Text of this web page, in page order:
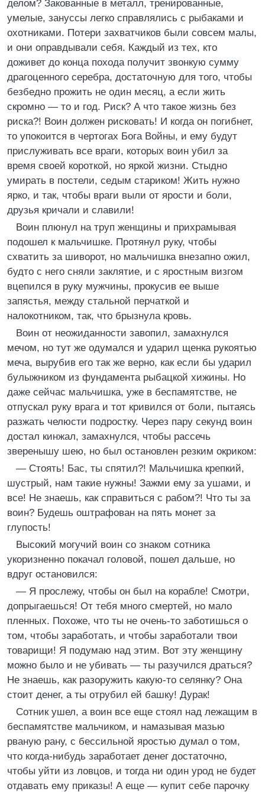
делом? Закованные в металл, тренированные,
умелые, зануссы легко справлялись с рыбаками и
охотниками. Потери захватчиков были совсем малы,
и они оправдывали себя. Каждый из тех, кто
доживет до конца похода получит звонкую сумму
драгоценного серебра, достаточную для того, чтобы
безбедно прожить не один месяц, а если жить
скромно — то и год. Риск? А что такое жизнь без
риска?! Воин должен рисковать! И когда он погибнет,
то упокоится в чертогах Бога Войны, и ему будут
прислуживать все враги, которых воин убил за
время своей короткой, но яркой жизни. Стыдно
умирать в постели, седым стариком! Жить нужно
ярко, и так, чтобы враги выли от ярости и боли,
друзья кричали и славили!
Воин плюнул на труп женщины и прихрамывая
подошел к мальчишке. Протянул руку, чтобы
схватить за шиворот, но мальчишка внезапно ожил,
будто с него сняли заклятие, и с яростным визгом
вцепился в руку мужчины, прокусив ее выше
запястья, между стальной перчаткой и
налокотником, так, что брызнула кровь.
Воин от неожиданности завопил, замахнулся
мечом, но тут же одумался и ударил щенка рукоятью
меча, вырубив его так же верно, как если бы ударил
булыжником из фундамента рыбацкой хижины. Но
даже сейчас мальчишка, уже в беспамятстве, не
отпускал руку врага и тот кривился от боли, пытаясь
разжать челюсти подростку. Через пару секунд воин
достал кинжал, замахнулся, чтобы рассечь
зверенышу шею, но был остановлен резким окриком:
— Стоять! Бас, ты спятил?! Мальчишка крепкий,
шустрый, нам такие нужны! Зажми ему за ушами, и
все! Не знаешь, как справиться с рабом?! Что ты за
воин? Будешь оштрафован на пять монет за
глупость!
Высокий могучий воин со знаком сотника
укоризненно покачал головой, пошел дальше, но
вдруг остановился:
— Я прослежу, чтобы он был на корабле! Смотри,
допрыгаешься! От тебя много смертей, но мало
пленных. Похоже, что ты не очень-то заботишься о
том, чтобы заработать, и чтобы заработали твои
товарищи! Я подумаю над этим. Вот эту женщину
можно было и не убивать — ты разучился драться?
Не знаешь, как разоружить какую-то селянку? Она
стоит денег, а ты отрубил ей башку! Дурак!
Сотник ушел, а воин все еще стоял над лежащим в
беспамятстве мальчиком, и намазывая мазью
рваную рану, с бессильной яростью думал о том,
что когда-нибудь заработает денег достаточно,
чтобы уйти из ловцов, и тогда ни один урод не будет
отдавать ему приказы! А еще — купит себе парочку